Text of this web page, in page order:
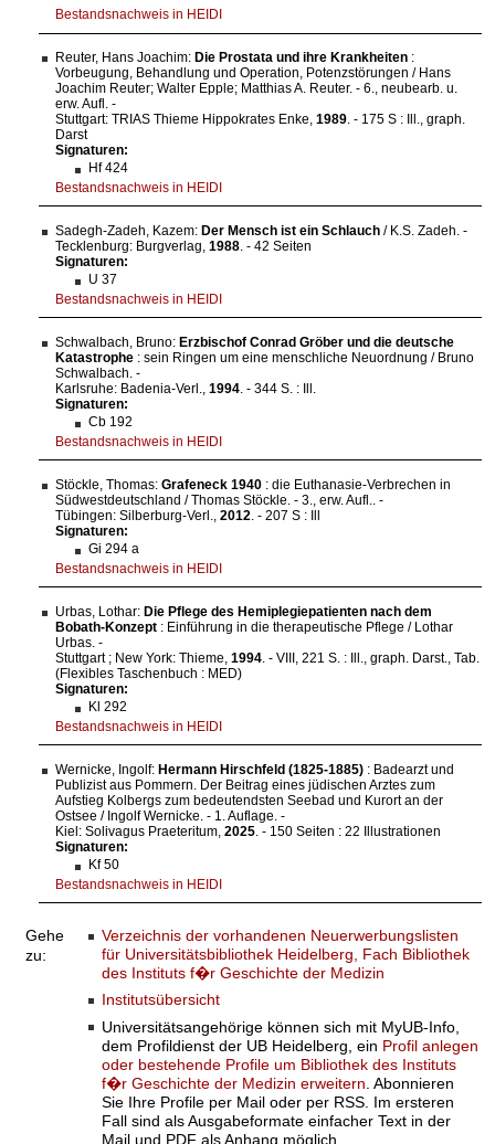
Bestandsnachweis in HEIDI
Reuter, Hans Joachim: Die Prostata und ihre Krankheiten :
Vorbeugung, Behandlung und Operation, Potenzstörungen / Hans
Joachim Reuter; Walter Epple; Matthias A. Reuter. - 6., neubearb. u.
erw. Aufl. -
Stuttgart: TRIAS Thieme Hippokrates Enke, 1989. - 175 S : Ill., graph.
Darst
Signaturen:
Hf 424
Bestandsnachweis in HEIDI
Sadegh-Zadeh, Kazem: Der Mensch ist ein Schlauch / K.S. Zadeh. -
Tecklenburg: Burgverlag, 1988. - 42 Seiten
Signaturen:
U 37
Bestandsnachweis in HEIDI
Schwalbach, Bruno: Erzbischof Conrad Gröber und die deutsche
Katastrophe : sein Ringen um eine menschliche Neuordnung / Bruno
Schwalbach. -
Karlsruhe: Badenia-Verl., 1994. - 344 S. : Ill.
Signaturen:
Cb 192
Bestandsnachweis in HEIDI
Stöckle, Thomas: Grafeneck 1940 : die Euthanasie-Verbrechen in
Südwestdeutschland / Thomas Stöckle. - 3., erw. Aufl.. -
Tübingen: Silberburg-Verl., 2012 . - 207 S : Ill
Signaturen:
Gi 294 a
Bestandsnachweis in HEIDI
Urbas, Lothar: Die Pflege des Hemiplegiepatienten nach dem
Bobath-Konzept : Einführung in die therapeutische Pflege / Lothar
Urbas. -
Stuttgart ; New York: Thieme, 1994 . - VIII, 221 S. : Ill., graph. Darst., Tab.
(Flexibles Taschenbuch : MED)
Signaturen:
Kl 292
Bestandsnachweis in HEIDI
Wernicke, Ingolf: Hermann Hirschfeld (1825-1885) : Badearzt und
Publizist aus Pommern. Der Beitrag eines jüdischen Arztes zum
Aufstieg Kolbergs zum bedeutendsten Seebad und Kurort an der
Ostsee / Ingolf Wernicke. - 1. Auflage. -
Kiel: Solivagus Praeteritum, 2025 . - 150 Seiten : 22 Illustrationen
Signaturen:
Kf 50
Bestandsnachweis in HEIDI
Gehe
zu:
Verzeichnis der vorhandenen Neuerwerbungslisten
für Universitätsbibliothek Heidelberg, Fach Bibliothek
des Instituts f�r Geschichte der Medizin
Institutsübersicht
Universitätsangehörige können sich mit MyUB-Info,
dem Profildienst der UB Heidelberg, ein Profil anlegen
oder bestehende Profile um Bibliothek des Instituts
f�r Geschichte der Medizin erweitern . Abonnieren
Sie Ihre Profile per Mail oder per RSS. Im ersteren
Fall sind als Ausgabeformate einfacher Text in der
Mail und PDF als Anhang möglich.